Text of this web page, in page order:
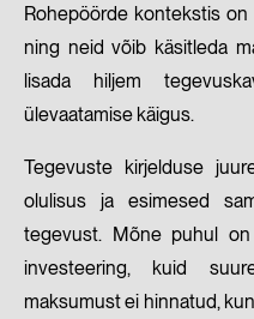
Rohepöörde kontekstis
ning neid võib käsitleda
lisada hiljem
ülevaatamise käigus.
Tegevuste kirjelduse
olulisus ja esimesed
tegevust. Mõne puhul
investeering, kuid
maksumust ei hinnatud,